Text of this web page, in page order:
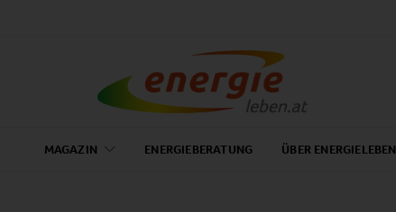
MAGAZIN ENERGIEBERATUNG ÜBER ENERGIELEBEN